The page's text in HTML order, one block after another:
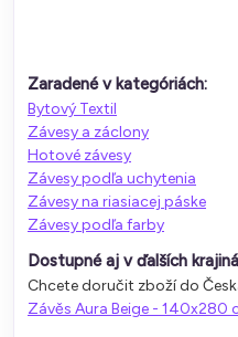
Zaradené v kategóriách:
Bytový Textil
Závesy a záclony
Hotové závesy
Závesy podľa uchytenia
Závesy na riasiacej páske
Závesy podľa farby
Dostupné aj v ďalších
Chcete doručit zboží do
Závěs Aura Beige - 140x280